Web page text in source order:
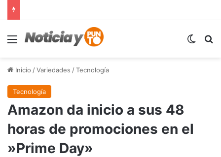
Menú
Inicio /Variedades /Tecnología
Tecnología
Amazon da inicio a sus 48
horas de promociones en el
»Prime Day»